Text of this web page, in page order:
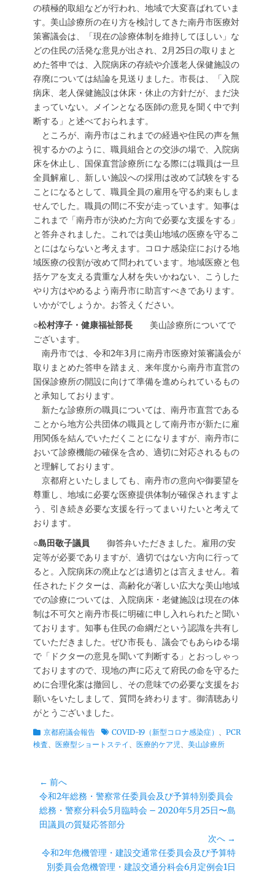
の積極的取組などが行われ、地域で大変喜ばれていま
す。美山診療所の在り方を検討してきた南丹市医療対
策審議会は、「現在の診療体制を維持してほしい」な
どの住民の活発な意見が出され、2月25日の取りまと
めた答申では、入院病床の存続や介護老人保健施設の
存廃については結論を見送りました。市長は、「入院
病床、老人保健施設は休床・休止の方針だが、まだ決
まっていない。メインとなる医師の意見を聞く中で判
断する」と述べておられます。
ところが、南丹市はこれまでの経過や住民の声を無
視するかのように、職員組合との交渉の場で、入院病
床を休止し、国保直営診療所になる際には職員は一旦
全員解雇し、新しい施設への採用は改めて試験をする
ことになるとして、職員全員の雇用を守る約束もしま
せんでした。職員の間に不安が走っています。知事は
これまで「南丹市が決めた方向で必要な支援をする」
と答弁されました。これでは美山地域の医療を守るこ
とにはならないと考えます。コロナ感染症における地
域医療の役割が改めて問われています。地域医療と包
括ケアを支える貴重な人材を失いかねない、こうした
やり方はやめるよう南丹市に助言すべきであります。
いかがでしょうか。お答えください。
○松村淳子・健康福祉部長 美山診療所についてで
ございます。
南丹市では、令和2年3月に南丹市医療対策審議会が
取りまとめた答申を踏まえ、来年度から南丹市直営の
国保診療所の開設に向けて準備を進められているもの
と承知しております。
新たな診療所の職員については、南丹市直営である
ことから地方公共団体の職員として南丹市が新たに雇
用関係を結んでいただくことになりますが、南丹市に
おいて診療機能の確保を含め、適切に対応されるもの
と理解しております。
京都府といたしましても、南丹市の意向や御要望を
尊重し、地域に必要な医療提供体制が確保されますよ
う、引き続き必要な支援を行ってまいりたいと考えて
おります。
○島田敬子議員 御答弁いただきました。雇用の安
定等が必要でありますが、適切ではない方向に行って
ると。入院病床の廃止などは適切とは言えません。着
任されたドクターは、高齢化が著しい広大な美山地域
での診療については、入院病床・老健施設は現在の体
制は不可欠と南丹市長に明確に申し入れられたと聞い
ております。知事も住民の命綱だという認識を共有し
ていただきました。ぜひ市長も、議会でもあらゆる場
で「ドクターの意見を聞いて判断する」とおっしゃっ
ておりますので、現地の声に応えて府民の命を守るた
めに合理化案は撤回し、その意味での必要な支援をお
願いをいたしまして、質問を終わります。御清聴あり
がとうございました。
カ
テ
京都府議会報告
タ
グ
COVID-19（新型コロナ感染症） 、 PCR
検査、 医療型ショートステイ 、 医療的ケア児、 美山診療所
投
稿
ナ
ビ
ゲ
ー
← 前へ
前
の
投
令和2年総務・警察常任委員会及び予算特別委員会
総務・警察分科会5月臨時会 – 2020年5月25日〜島
田議員の質疑応答部分
次へ →
次
令和2年危機管理・建設交通常任委員会及び予算特
別委員会危機管理・建設交通分科会6月定例会1日